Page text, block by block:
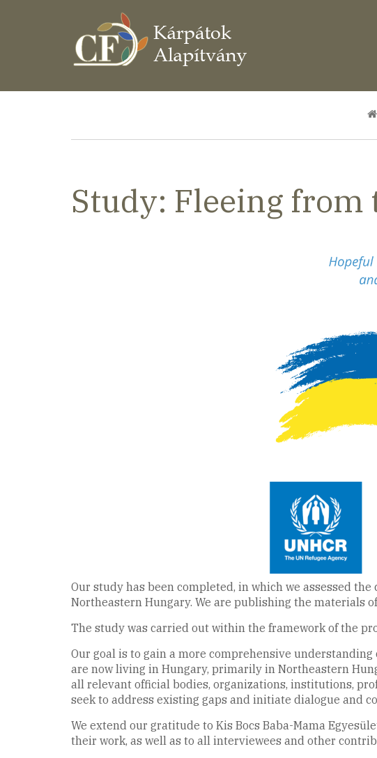
Study: Fleeing from
Our study has been completed, in which we assessed
Northeastern Hungary. We are publishing the materials
The study was carried out within the framework of the
Our goal is to gain a more comprehensive
are now living in Hungary, primarily in Northeastern
all relevant official bodies, organizations, institutions,
seek to address existing gaps and initiate dialogue and
We extend our gratitude to Kis Bocs Baba-Mama
their work, as well as to all interviewees and other